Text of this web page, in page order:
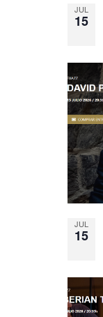
JUL
15
JUL
15